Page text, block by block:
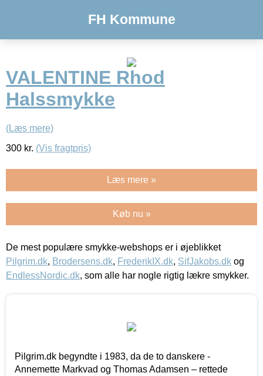
FH Kommune
VALENTINE Rhod
Halssmykke
(Læs mere)
300 kr. (Vis fragtpris)
Læs mere »
Køb nu »
De mest populære smykke-webshops er i øjeblikket
Pilgrim.dk, Brodersens.dk, FrederikIX.dk, SifJakobs.dk og
EndlessNordic.dk, som alle har nogle rigtig lækre smykker.
Pilgrim.dk begyndte i 1983, da de to danskere -
Annemette Markvad og Thomas Adamsen – rettede